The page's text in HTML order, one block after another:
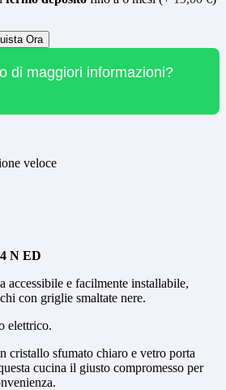
Ora
di maggiori informazioni?
veloce
N ED
accessibile e facilmente installabile,
con griglie smaltate nere.
elettrico.
cristallo sfumato chiaro e vetro porta
cucina il giusto compromesso per